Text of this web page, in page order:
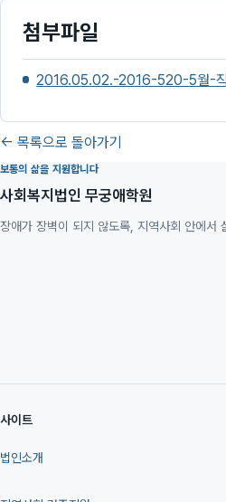
첨부파일
2016.05.02.-2016-520-5월-직
← 목록으로 돌아가기
보통의 삶을 지원합니다
사회복지법인 무궁애학원
장애가 장벽이 되지 않도록, 지역사회 안에서
사이트
법인소개